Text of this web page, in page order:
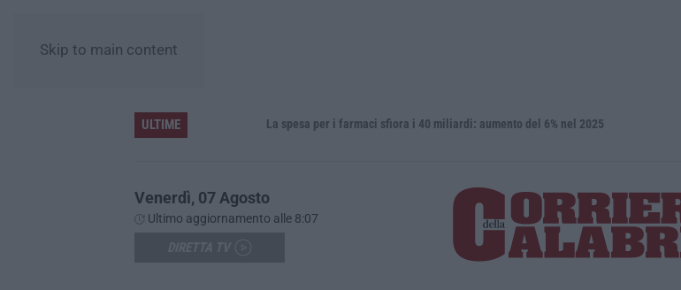
Skip to main content
ULTIME La spesa per i farmaci sfiora i 40 miliardi: aumento del 6% nel 2025
Venerdì, 07 Agosto
Ultimo aggiornamento alle 8:07